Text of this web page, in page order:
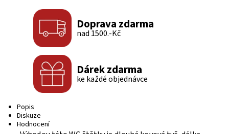
Doprava zdarma
nad 1500.-Kč
Dárek zdarma
ke každé objednávce
Popis
Diskuze
Hodnocení